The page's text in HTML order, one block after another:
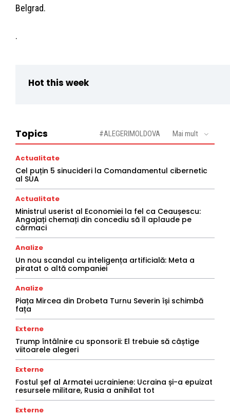
Belgrad.
.
Hot this week
Topics #ALEGERIMOLDOVA Mai mult
Actualitate
Cel puțin 5 sinucideri la Comandamentul cibernetic
al SUA
Actualitate
Ministrul userist al Economiei la fel ca Ceaușescu:
Angajați chemați din concediu să îl aplaude pe
cârmaci
Analize
Un nou scandal cu inteligența artificială: Meta a
piratat o altă companiei
Analize
Piața Mircea din Drobeta Turnu Severin își schimbă
fața
Externe
Trump întâlnire cu sponsorii: El trebuie să câștige
viitoarele alegeri
Externe
Fostul șef al Armatei ucrainiene: Ucraina și-a epuizat
resursele militare, Rusia a anihilat tot
Externe